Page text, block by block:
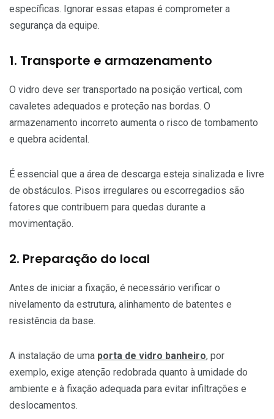
específicas. Ignorar essas etapas é comprometer a
segurança da equipe.
1. Transporte e armazenamento
O vidro deve ser transportado na posição vertical, com
cavaletes adequados e proteção nas bordas. O
armazenamento incorreto aumenta o risco de tombamento
e quebra acidental.
É essencial que a área de descarga esteja sinalizada e livre
de obstáculos. Pisos irregulares ou escorregadios são
fatores que contribuem para quedas durante a
movimentação.
2. Preparação do local
Antes de iniciar a fixação, é necessário verificar o
nivelamento da estrutura, alinhamento de batentes e
resistência da base.
A instalação de uma porta de vidro banheiro, por
exemplo, exige atenção redobrada quanto à umidade do
ambiente e à fixação adequada para evitar infiltrações e
deslocamentos.